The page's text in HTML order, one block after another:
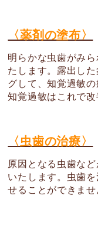
〈薬剤の塗布〉
明らかな虫歯がみ
たします。露出し
グして、知覚過敏
知覚過敏はこれで改
〈虫歯の治療〉
原因となる虫歯な
いたします。虫歯
せることができませ